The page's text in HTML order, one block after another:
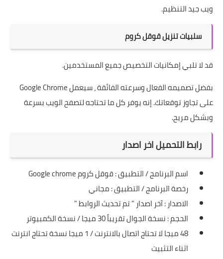
ويب جيد التنظيم.
سلبيات تنزيل قوقل كروم
قد لا تلبي إمكانيات التخصيص جميع المستخدمين.
بفضل تصميمه الفعال وسرعته الفائقة ، سيعمل Google Chrome
على تجاوز توقعاتك. إنه يوفر كل ما تحتاجه لتصفح الويب بسرعة
وبشكل مريح.
رابط التحميل اخر اصدار
اسم البرنامج / التطبيق : قوقل كروم Google chrome
رخصة البرنامج / التطبيق : مجاني
الاصدار : آخر اصدار " تم تحديث الروابط "
الحجم : نسخة الجوال تقريباً 30 ميجا / نسخة الكمبيوتر
48 ميجا لا تحتاج اتصال بالانترنت / 1 ميجا نسخة تحتاج انترنت
اثناء التثبيت